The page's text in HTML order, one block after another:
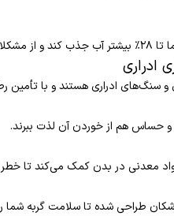
شود.
ادراری
ادراری هستند و با
حساس هم از خوردن آن لذت ببرند.
معدنی در بدن کمک می‌کند تا
طراحی شده تا سلامت گربه شما